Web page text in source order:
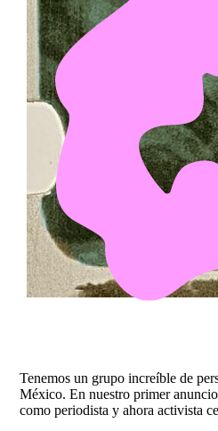
Tenemos un grupo increíble de
México. En nuestro primer
como periodista y ahora activista